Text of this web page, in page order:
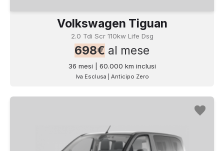
Volkswagen Tiguan
2.0 Tdi Scr 110kw Life Dsg
698€ al mese
36 mesi | 60.000 km inclusi
Iva Esclusa | Anticipo Zero